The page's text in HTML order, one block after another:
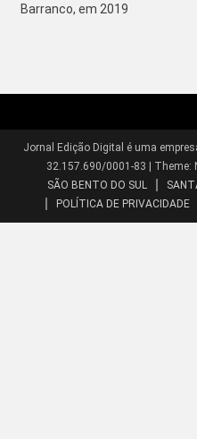
Barranco, em 2019
Jornal Edição Digital é uma
32.157.690/0001-83
Theme:
SÃO BENTO DO SUL
POLÍTICA DE PRIVACIDADE